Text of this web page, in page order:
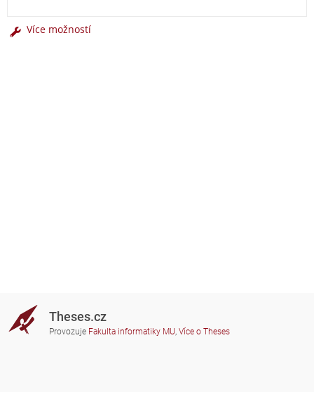
Více možností
Theses.cz
Provozuje Fakulta informatiky MU, Více o Theses